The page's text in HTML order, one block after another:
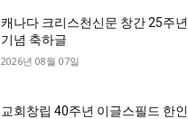
캐나다 크리스천신문 창간 25주년
기념 축하글
2026년 08월 07일
교회창립 40주년 이글스필드 한인